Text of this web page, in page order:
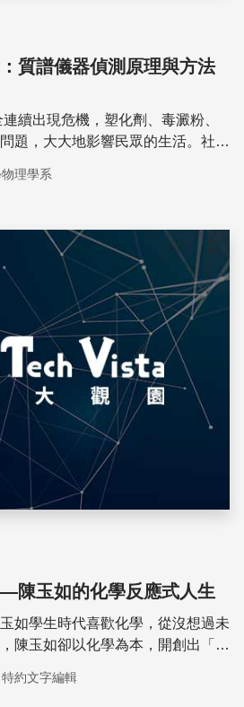
質譜儀器偵測原理與方法
續出現危機，塑化劑、毒澱粉、
題，大大地影響民眾的生活。社會
的檢驗是最後一道防線，提供大家
學物質，杜絕黑心食品流入市面。
量原理與方法，及其在食品檢測上
理學系
儲存
陳玉如的化學反應式人生
如學生時代喜歡化學，從沒想過未
陳玉如卻以化學為本，開創出「生
繞過研究這條路，但我現在對自己
特約文字編輯